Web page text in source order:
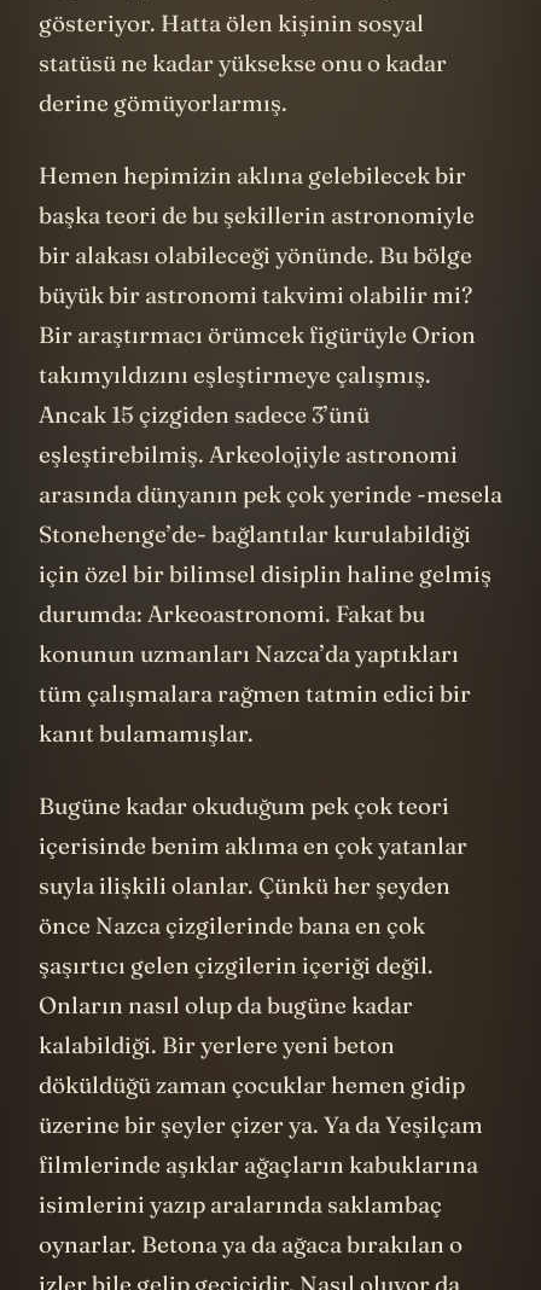
gösteriyor. Hatta ölen kişinin sosyal
statüsü ne kadar yüksekse onu o kadar
derine gömüyorlarmış.
Hemen hepimizin aklına gelebilecek bir
başka teori de bu şekillerin astronomiyle
bir alakası olabileceği yönünde. Bu bölge
büyük bir astronomi takvimi olabilir mi?
Bir araştırmacı örümcek figürüyle Orion
takımyıldızını eşleştirmeye çalışmış.
Ancak 15 çizgiden sadece 3’ünü
eşleştirebilmiş. Arkeolojiyle astronomi
arasında dünyanın pek çok yerinde -mesela
Stonehenge’de- bağlantılar kurulabildiği
için özel bir bilimsel disiplin haline gelmiş
durumda: Arkeoastronomi. Fakat bu
konunun uzmanları Nazca’da yaptıkları
tüm çalışmalara rağmen tatmin edici bir
kanıt bulamamışlar.
Bugüne kadar okuduğum pek çok teori
içerisinde benim aklıma en çok yatanlar
suyla ilişkili olanlar. Çünkü her şeyden
önce Nazca çizgilerinde bana en çok
şaşırtıcı gelen çizgilerin içeriği değil.
Onların nasıl olup da bugüne kadar
kalabildiği. Bir yerlere yeni beton
döküldüğü zaman çocuklar hemen gidip
üzerine bir şeyler çizer ya. Ya da Yeşilçam
filmlerinde aşıklar ağaçların kabuklarına
isimlerini yazıp aralarında saklambaç
oynarlar. Betona ya da ağaca bırakılan o
izler bile gelip geçicidir. Nasıl oluyor da